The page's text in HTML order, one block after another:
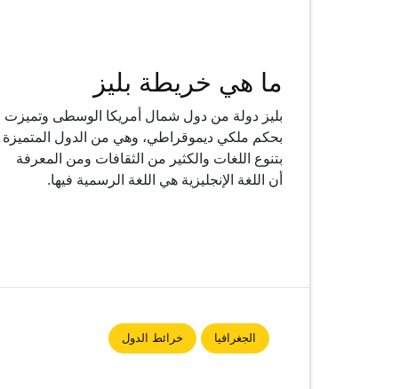
ما هي خريطة بليز
بليز دولة من دول شمال أمريكا الوسطى وتميزت
بحكم ملكي ديموقراطي، وهي من الدول المتميزة
بتنوع اللغات والكثير من الثقافات ومن المعرفة
أن اللغة الإنجليزية هي اللغة الرسمية فيها.
الجغرافيا خرائط الدول